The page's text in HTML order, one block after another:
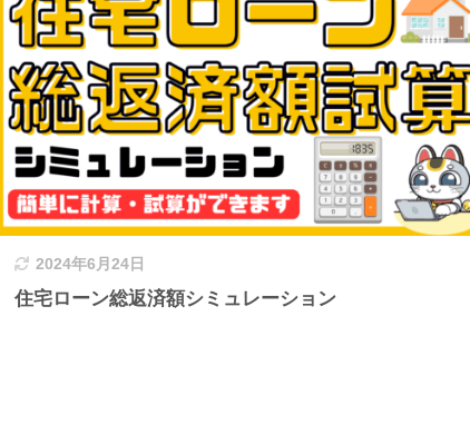
2024年6月24日
住宅ローン総返済額シミュレーション